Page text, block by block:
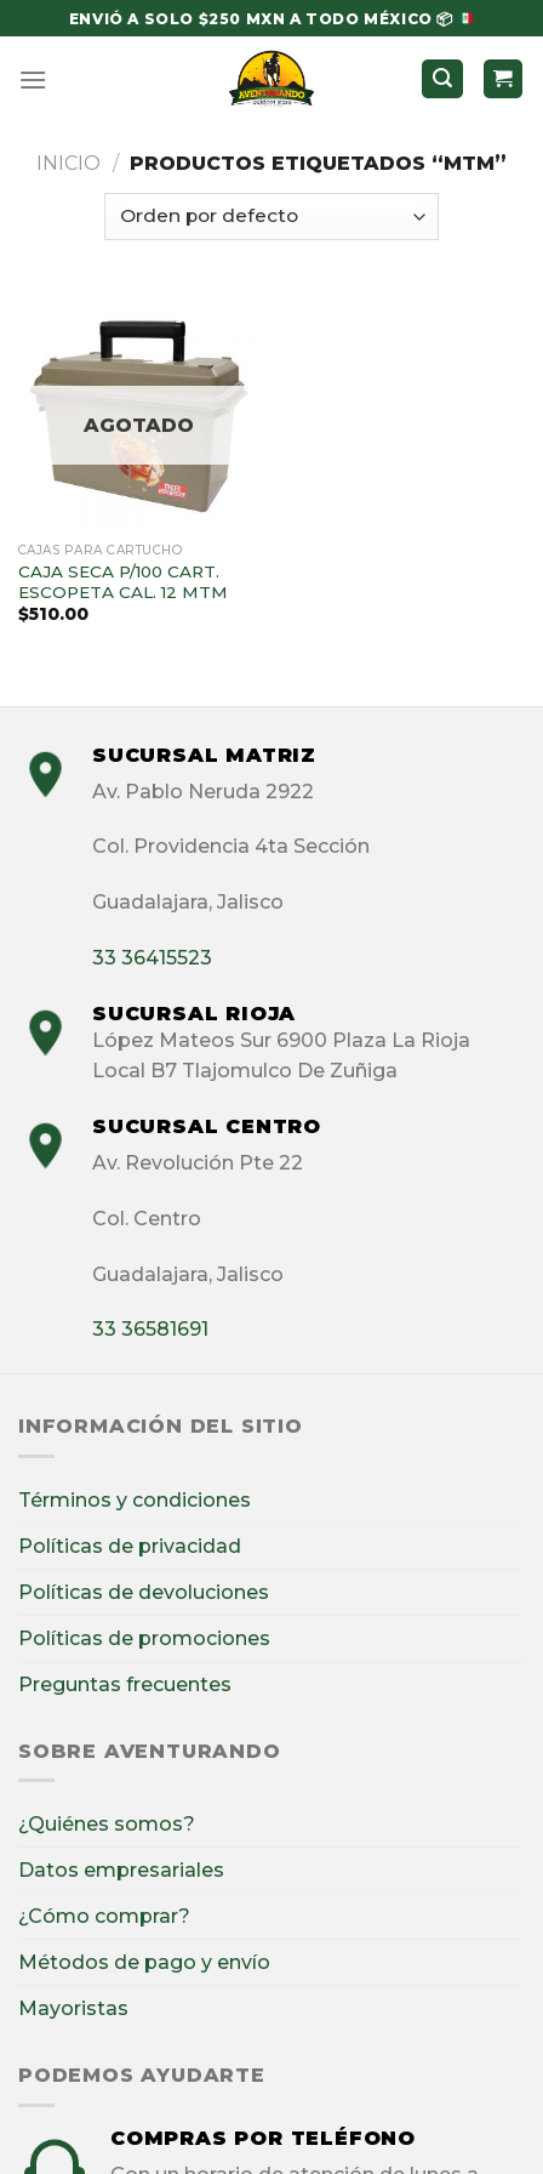
to
content
ENVIÓ A SOLO $250 MXN A TODO MÉXICO📦
INICIO / PRODUCTOS ETIQUETADOS “MTM”
AGOTADO
CAJAS PARA CARTUCHO
CAJA SECA P/100 CART.
ESCOPETA CAL. 12 MTM
$510.00
SUCURSAL MATRIZ
Av. Pablo Neruda 2922
Col. Providencia 4ta Sección
Guadalajara, Jalisco
33 36415523
SUCURSAL RIOJA
López Mateos Sur 6900 Plaza La Rioja
Local B7 Tlajomulco De Zuñiga
SUCURSAL CENTRO
Av. Revolución Pte 22
Col. Centro
Guadalajara, Jalisco
33 36581691
INFORMACIÓN DEL SITIO
Términos y condiciones
Políticas de privacidad
Políticas de devoluciones
Políticas de promociones
Preguntas frecuentes
SOBRE AVENTURANDO
¿Quiénes somos?
Datos empresariales
¿Cómo comprar?
Métodos de pago y envío
Mayoristas
PODEMOS AYUDARTE
COMPRAS POR TELÉFONO